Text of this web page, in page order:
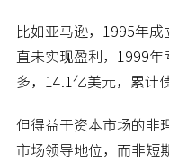
比如亚马逊，1995年
直未实现盈利，1999年
多，14.1亿美元，累计
但得益于资本市场的非
市场领导地位，而非短